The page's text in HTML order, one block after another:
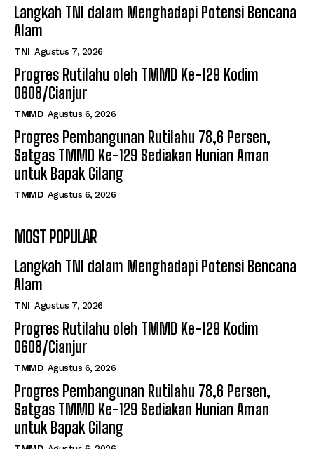
Langkah TNI dalam Menghadapi Potensi Bencana
Alam
TNI Agustus 7, 2026
Progres Rutilahu oleh TMMD Ke-129 Kodim
0608/Cianjur
TMMD Agustus 6, 2026
Progres Pembangunan Rutilahu 78,6 Persen,
Satgas TMMD Ke-129 Sediakan Hunian Aman
untuk Bapak Gilang
TMMD Agustus 6, 2026
MOST POPULAR
Langkah TNI dalam Menghadapi Potensi Bencana
Alam
TNI Agustus 7, 2026
Progres Rutilahu oleh TMMD Ke-129 Kodim
0608/Cianjur
TMMD Agustus 6, 2026
Progres Pembangunan Rutilahu 78,6 Persen,
Satgas TMMD Ke-129 Sediakan Hunian Aman
untuk Bapak Gilang